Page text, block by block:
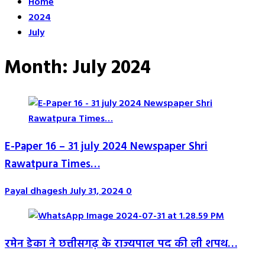
2024
July
Month:July 2024
E-Paper 16 – 31 july 2024 Newspaper Shri
Rawatpura Times…
Payal dhageshJuly 31, 20240
रमेन डेका ने छत्तीसगढ़ के राज्यपाल पद की ली शपथ…